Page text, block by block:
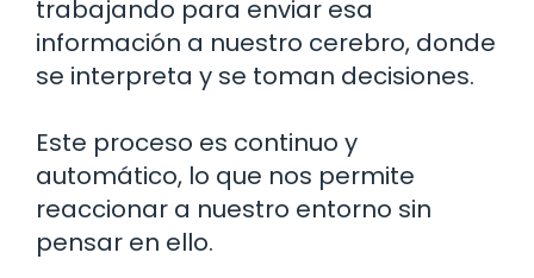
trabajando para enviar esa
información a nuestro cerebro, donde
se interpreta y se toman decisiones.
Este proceso es continuo y
automático, lo que nos permite
reaccionar a nuestro entorno sin
pensar en ello.